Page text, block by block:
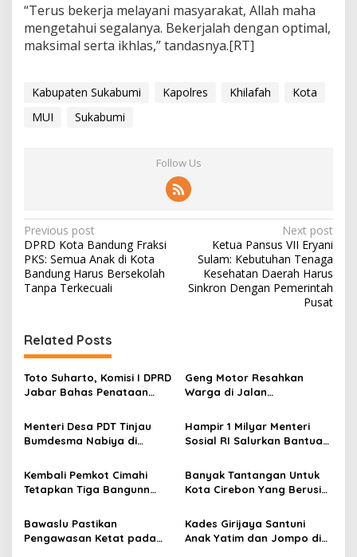
“Terus bekerja melayani masyarakat, Allah maha
mengetahui segalanya. Bekerjalah dengan optimal,
maksimal serta ikhlas,” tandasnya.[RT]
Kabupaten Sukabumi Kapolres Khilafah
Kota
MUI
Sukabumi
Follow Us
P
o
s
t
a
v
i
a
i
o
n
Previous post
DPRD Kota Bandung Fraksi
PKS: Semua Anak di Kota
Bandung Harus Bersekolah
Tanpa Terkecuali
Next post
Ketua Pansus VII Eryani
Sulam: Kebutuhan Tenaga
Kesehatan Daerah Harus
Sinkron Dengan Pemerintah
Pusat
Related Posts
Toto Suharto, Komisi I DPRD
Jabar Bahas Penataan
Sukabumi, dan Banjar
Geng Motor Resahkan
Warga di Jalan
Menteri Desa PDT Tinjau
Bumdesma Nabiya di
Hampir 1 Milyar Menteri
Sosial RI Salurkan Bantuan
Bencana Longsor di
Simpenan, Sukabumi
Kembali Pemkot Cimahi
Tetapkan Tiga Bangunn
Banyak Tantangan Untuk
Kota Cirebon Yang Berusia
Bawaslu Pastikan
Pengawasan Ketat pada
Kades Girijaya Santuni
Anak Yatim dan Jompo di